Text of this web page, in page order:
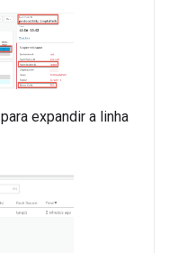
para expandir a linha